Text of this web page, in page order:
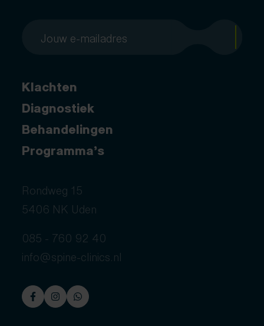
Klachten
Diagnostiek
Behandelingen
Programma’s
Rondweg 15
5406 NK Uden
085 - 760 92 40
info@spine-clinics.nl